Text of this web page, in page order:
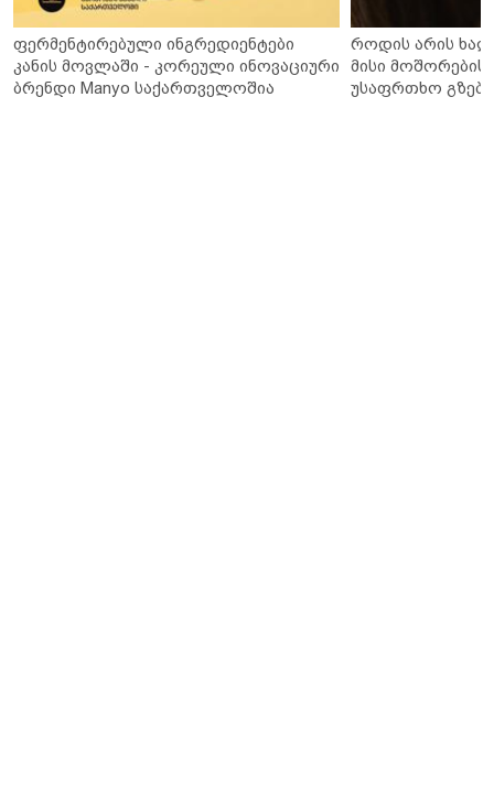
ფერმენტირებული ინგრედიენტები
კანის მოვლაში - კორეული ინოვაციური
ბრენდი Manyo საქართველოშია
როდის არის
მისი მოშორების
უსაფრთხო გზები